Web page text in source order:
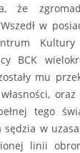
że
w
BCK
mu
tego
sędzia w
linii